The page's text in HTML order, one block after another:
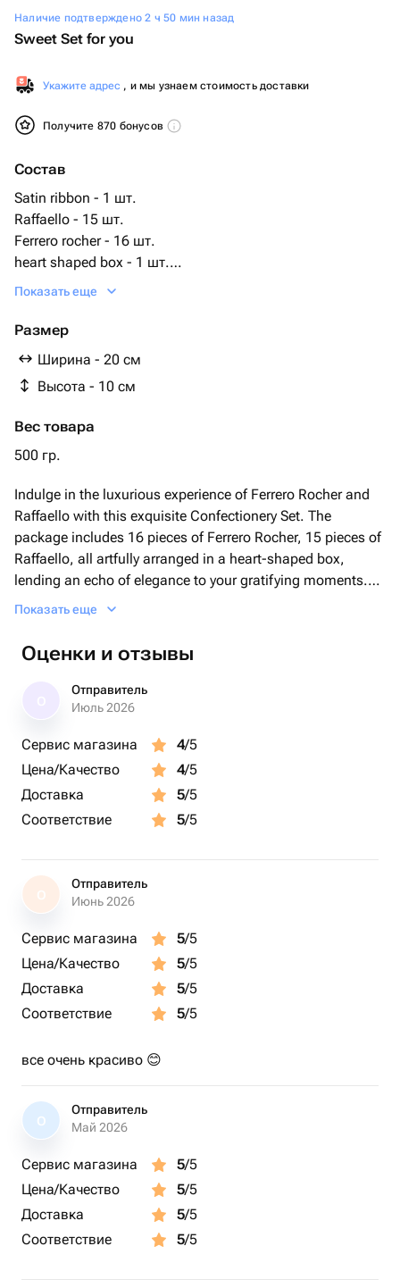
Наличие подтверждено 2 ч 50 мин назад
Sweet Set for you
Укажите адрес , и мы узнаем стоимость доставки
Получите 870 бонусов
Состав
Satin ribbon - 1 шт.
Raffaello - 15 шт.
Ferrero rocher - 16 шт.
heart shaped box - 1 шт.
tissue - 1 шт.
Показать еще
Размер
Ширина - 20 см
Высота - 10 см
Вес товара
500 гр.
Indulge in the luxurious experience of Ferrero Rocher and
Raffaello with this exquisite Confectionery Set. The
package includes 16 pieces of Ferrero Rocher, 15 pieces of
Raffaello, all artfully arranged in a heart-shaped box,
lending an echo of elegance to your gratifying moments.
Tied with the satin ribbon and concealed with tissue paper,
perfect gift for sweet-tooth gourmets. Admire, share and
celebrate your love and affection with this irresistible
confectionery masterpiece. Elevate your every occasion
with the rich and creamy indulgent experience.
Показать еще
Оценки и отзывы
Отправитель
Июль 2026
Сервис магазина 4/5
Цена/Качество
4/5
Доставка
5/5
Соответствие
5/5
О
Отправитель
Июнь 2026
Сервис магазина 5/5
Цена/Качество
5/5
Доставка
5/5
Соответствие
5/5
все очень красиво 😊
О
Отправитель
Май 2026
Сервис магазина 5/5
Цена/Качество
5/5
Доставка
5/5
Соответствие
5/5